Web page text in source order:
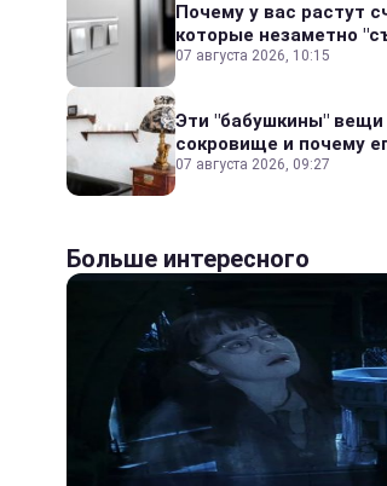
Почему у вас растут
которые незаметно
07 августа 2026, 10:15
Эти "бабушкины" вещи
сокровище и почему
07 августа 2026, 09:27
Больше интересного